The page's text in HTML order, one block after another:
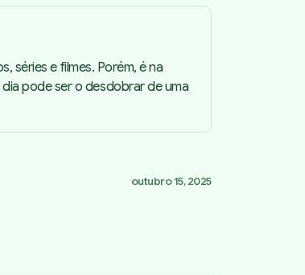
séries e filmes. Porém, é na
pode ser o desdobrar de uma
outubro 15, 2025